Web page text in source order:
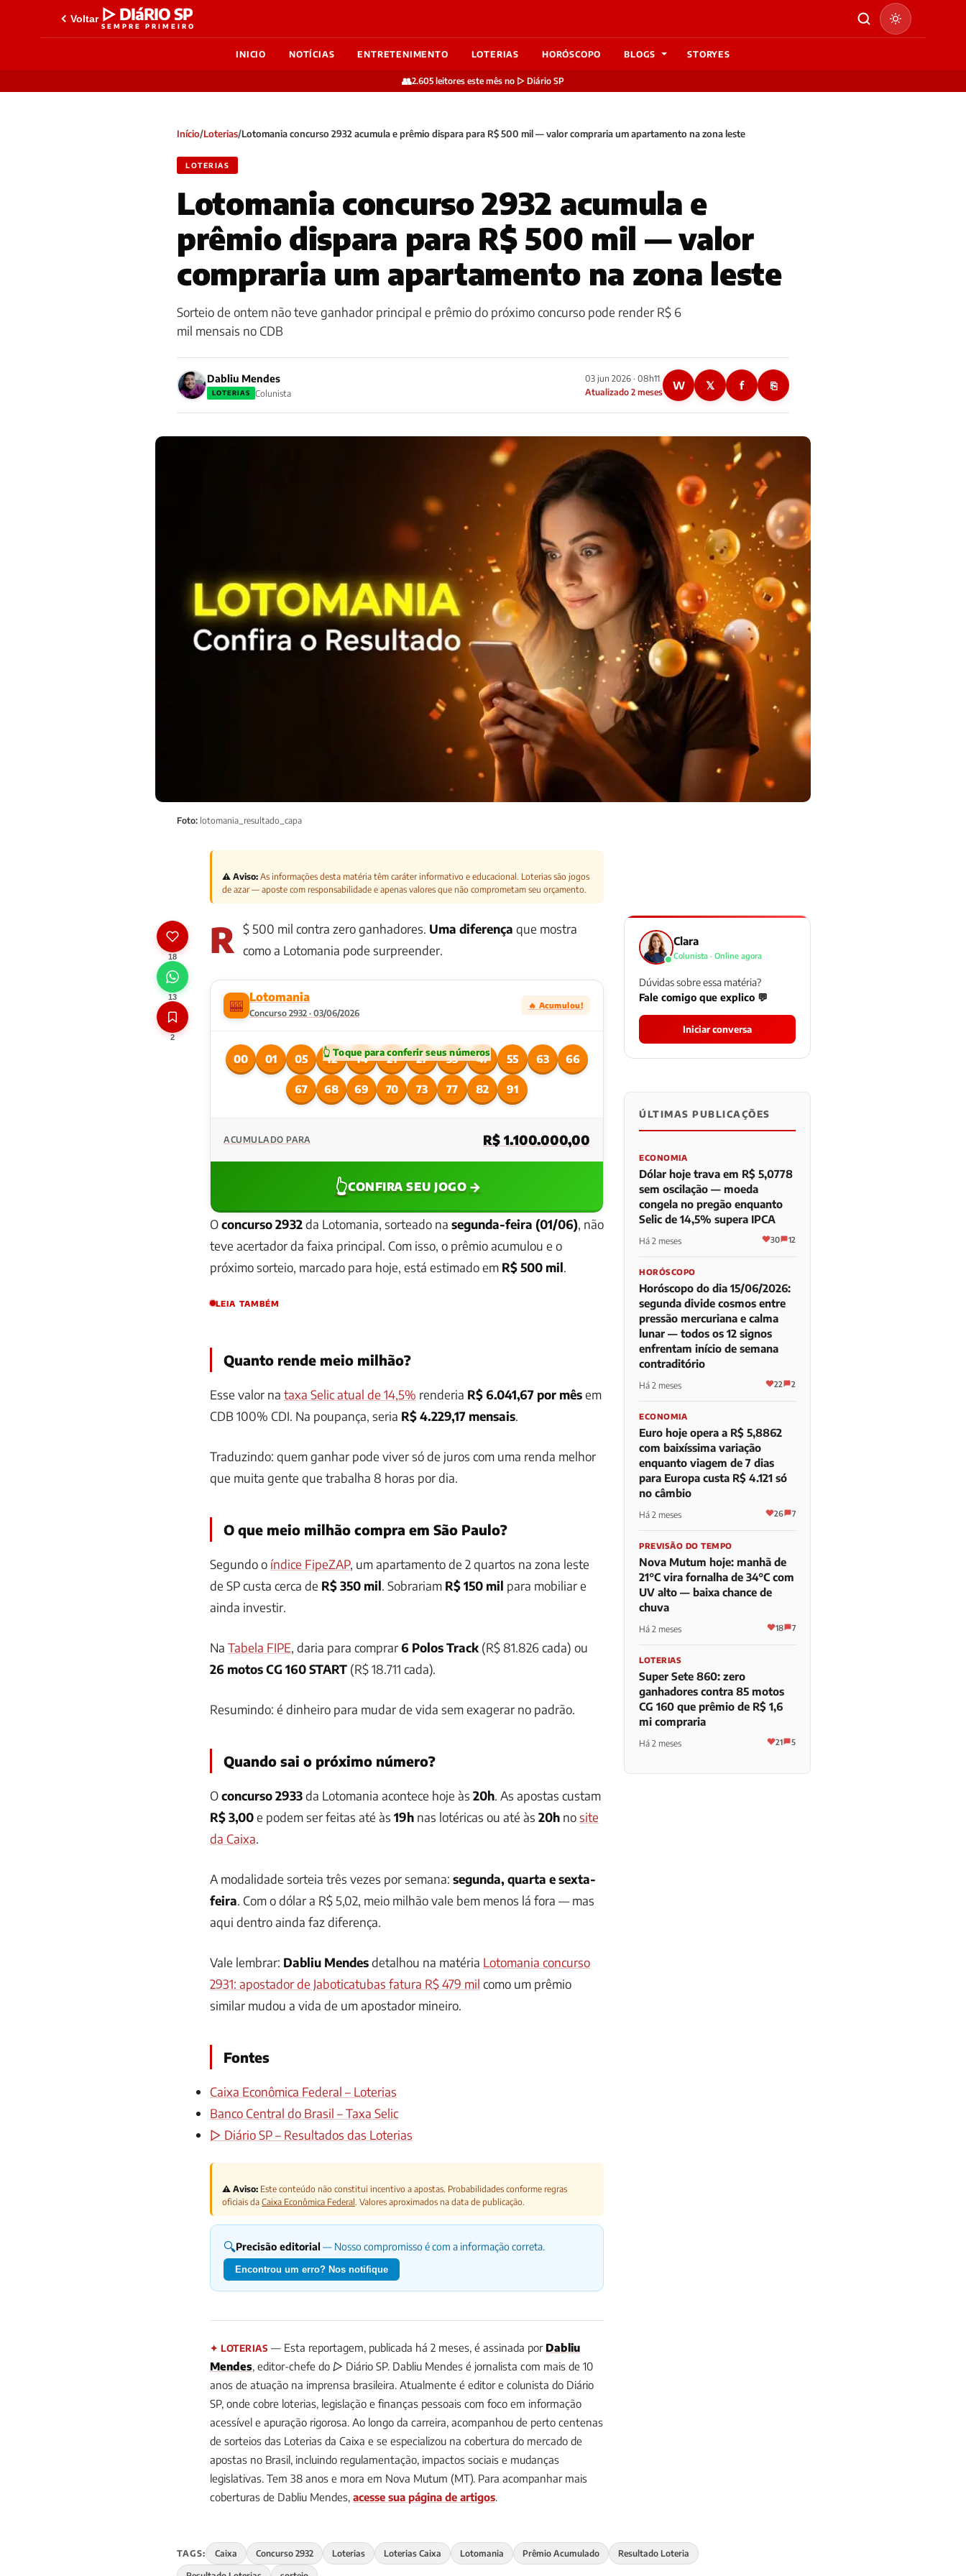
Voltar ▷ DIáRIO SP
SEMPRE PRIMEIRO
INICIO NOTÍCIAS ENTRETENIMENTO LOTERIAS HORÓSCOPO BLOGS STORYES
👥2.605 leitores este mês no ▷ Diário SP
Início/Loterias/Lotomania concurso 2932 acumula e prêmio dispara para R$ 500 mil — valor compraria um apartamento na zona leste
LOTERIAS
Lotomania concurso 2932 acumula e
prêmio dispara para R$ 500 mil — valor
compraria um apartamento na zona leste
Sorteio de ontem não teve ganhador principal e prêmio do próximo concurso pode render R$ 6
mil mensais no CDB
Dabliu Mendes
LOTERIAS Colunista
03 jun 2026 · 08h11
Atualizado 2 meses
W 𝕏 f ⎘
Foto: lotomania_resultado_capa
18
13
2
⚠️ Aviso: As informações desta matéria têm caráter informativo e educacional. Loterias são jogos
de azar — aposte com responsabilidade e apenas valores que não comprometam seu orçamento.
R $ 500 mil contra zero ganhadores. Uma diferença que mostra
como a Lotomania pode surpreender.
🎰 Lotomania
Concurso 2932 · 03/06/2026
🔥 Acumulou!
00 01 05 12 14 21 27 33 47 55 63 66
67 68 69 70 73 77 82 91
ACUMULADO PARA R$ 1.100.000,00
👆CONFIRA SEU JOGO →
Oconcurso 2932da Lotomania, sorteado na segunda-feira (01/06), não
teve acertador da faixa principal. Com isso, o prêmio acumulou e o
próximo sorteio, marcado para hoje, está estimado em R$ 500 mil.
LEIA TAMBÉM
Quanto rende meio milhão?
Esse valor na taxa Selic atual de 14,5% renderia R$ 6.041,67 por mêsem
CDB 100% CDI. Na poupança, seria R$ 4.229,17 mensais.
Traduzindo: quem ganhar pode viver só de juros com uma renda melhor
que muita gente que trabalha 8 horas por dia.
O que meio milhão compra em São Paulo?
Segundo o índice FipeZAP, um apartamento de 2 quartos na zona leste
de SP custa cerca de R$ 350 mil. Sobrariam R$ 150 mil para mobiliar e
ainda investir.
Na Tabela FIPE, daria para comprar6 Polos Track (R$ 81.826 cada) ou
26 motos CG 160 START (R$ 18.711 cada).
Resumindo: é dinheiro para mudar de vida sem exagerar no padrão.
Quando sai o próximo número?
Oconcurso 2933da Lotomania acontece hoje às 20h. As apostas custam
R$ 3,00e podem ser feitas até às 19h nas lotéricas ou até às 20h nosite
da Caixa.
A modalidade sorteia três vezes por semana: segunda, quarta e sexta-
feira. Com o dólar a R$ 5,02, meio milhão vale bem menos lá fora — mas
aqui dentro ainda faz diferença.
Vale lembrar: Dabliu Mendesdetalhou na matéria Lotomania concurso
2931: apostador de Jaboticatubas fatura R$ 479 mil como um prêmio
similar mudou a vida de um apostador mineiro.
Fontes
Caixa Econômica Federal – Loterias
Banco Central do Brasil – Taxa Selic
▷ Diário SP – Resultados das Loterias
⚠️ Aviso: Este conteúdo não constitui incentivo a apostas. Probabilidades conforme regras
oficiais da Caixa Econômica Federal. Valores aproximados na data de publicação.
🔍Precisão editorial — Nosso compromisso é com a informação correta.
Encontrou um erro? Nos notifique
✦ LOTERIAS — Esta reportagem, publicada há 2 meses, é assinada por Dabliu
Mendes, editor-chefe do ▷ Diário SP. Dabliu Mendes é jornalista com mais de 10
anos de atuação na imprensa brasileira. Atualmente é editor e colunista do Diário
SP, onde cobre loterias, legislação e finanças pessoais com foco em informação
acessível e apuração rigorosa. Ao longo da carreira, acompanhou de perto centenas
de sorteios das Loterias da Caixa e se especializou na cobertura do mercado de
apostas no Brasil, incluindo regulamentação, impactos sociais e mudanças
legislativas. Tem 38 anos e mora em Nova Mutum (MT). Para acompanhar mais
coberturas de Dabliu Mendes, acesse sua página de artigos.
Clara
Colunista · Online agora
Dúvidas sobre essa matéria?
Fale comigo que explico 💬
Iniciar conversa
0 0 0
ÚLTIMAS PUBLICAÇÕES
ECONOMIA
Dólar hoje trava em R$ 5,0778
sem oscilação — moeda
congela no pregão enquanto
Selic de 14,5% supera IPCA
Há 2 meses 30 12
HORÓSCOPO
Horóscopo do dia 15/06/2026:
segunda divide cosmos entre
pressão mercuriana e calma
lunar — todos os 12 signos
enfrentam início de semana
contraditório
Há 2 meses 22 2
ECONOMIA
Euro hoje opera a R$ 5,8862
com baixíssima variação
enquanto viagem de 7 dias
para Europa custa R$ 4.121 só
no câmbio
Há 2 meses 26 7
PREVISÃO DO TEMPO
Nova Mutum hoje: manhã de
21°C vira fornalha de 34°C com
UV alto — baixa chance de
chuva
Há 2 meses 18 7
LOTERIAS
Super Sete 860: zero
ganhadores contra 85 motos
CG 160 que prêmio de R$ 1,6
mi compraria
Há 2 meses 21 5
TAGS: Caixa Concurso 2932 Loterias Loterias Caixa Lotomania Prêmio Acumulado Resultado Loteria